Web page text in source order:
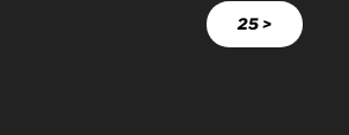
25 >